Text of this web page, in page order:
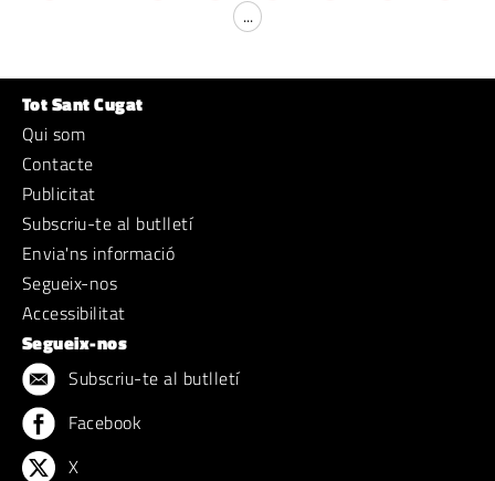
...
Tot Sant Cugat
Qui som
Contacte
Publicitat
Subscriu-te al butlletí
Envia'ns informació
Segueix-nos
Accessibilitat
Segueix-nos
Subscriu-te al butlletí
Facebook
X